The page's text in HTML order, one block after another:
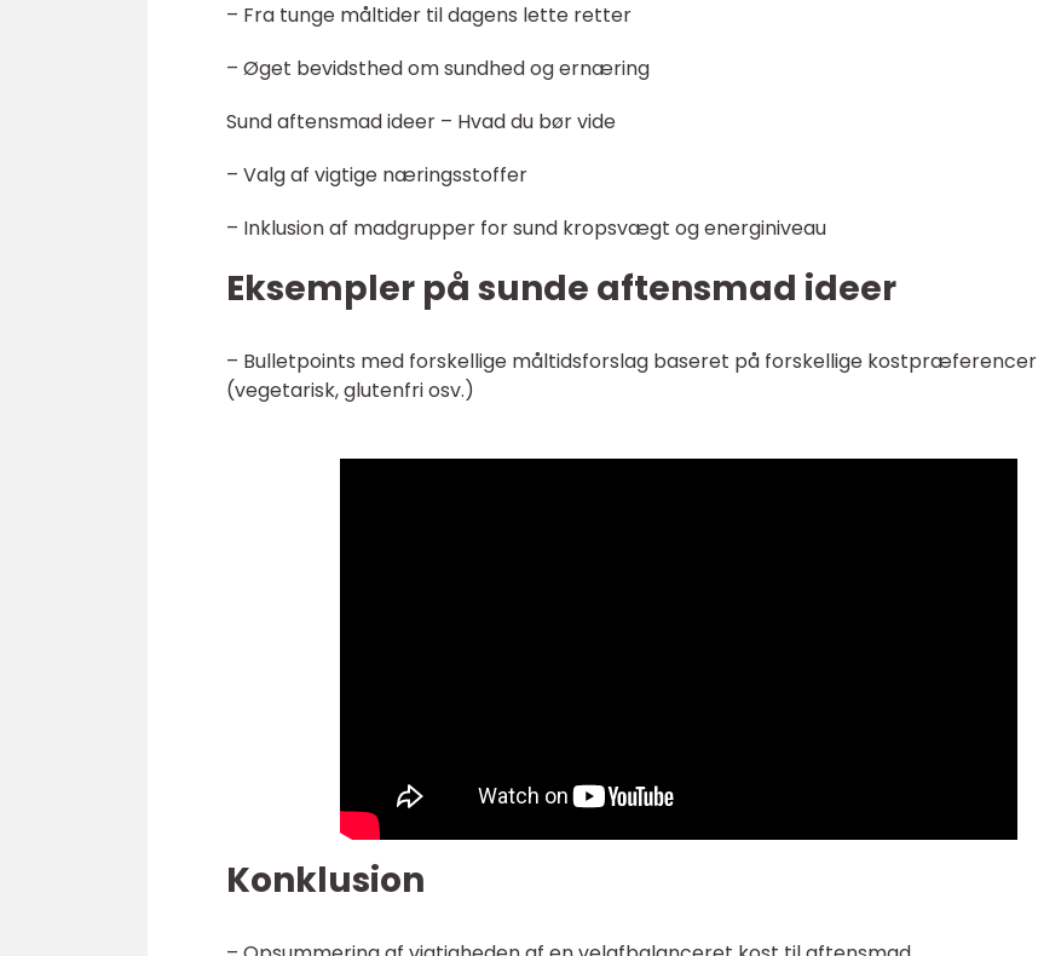
– Fra tunge måltider til dagens lette retter
– Øget bevidsthed om sundhed og ernæring
Sund aftensmad ideer – Hvad du bør vide
– Valg af vigtige næringsstoffer
– Inklusion af madgrupper for sund kropsvægt og energiniveau
Eksempler på sunde aftensmad ideer
– Bulletpoints med forskellige måltidsforslag baseret på forskellige kostpræferencer
(vegetarisk, glutenfri osv.)
Konklusion